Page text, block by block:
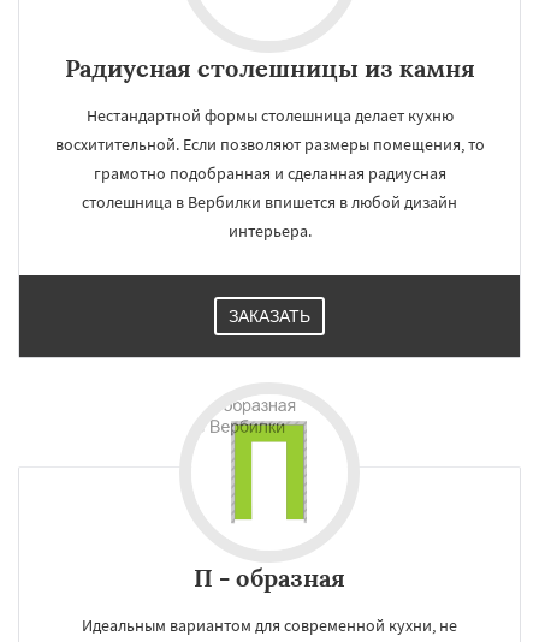
Радиусная столешницы из камня
Нестандартной формы столешница делает кухню
восхитительной. Если позволяют размеры помещения, то
грамотно подобранная и сделанная радиусная
столешница в Вербилки впишется в любой дизайн
интерьера.
ЗАКАЗАТЬ
П - образная
Идеальным вариантом для современной кухни, не